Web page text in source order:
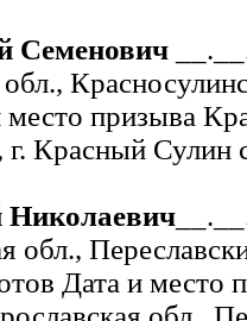
Семенович
призыва
Красный Сулин
Николаевич
обл.,
Дата и место